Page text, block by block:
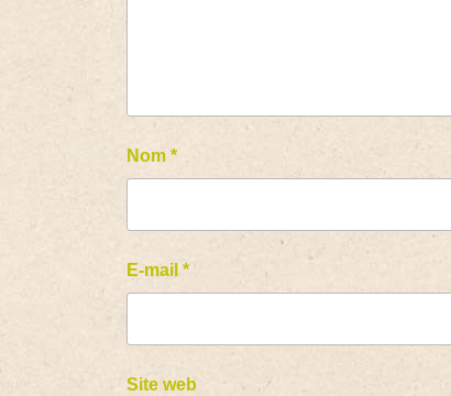
Nom*
E-mail*
Site web